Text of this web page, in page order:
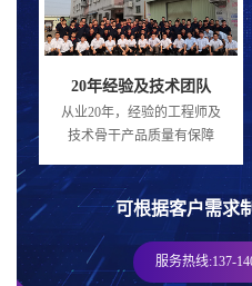
20年经验及技术团队
从业20年，经验的工程师及
技术骨干产品质量有保障
可根据客户需求
服务热线:137-